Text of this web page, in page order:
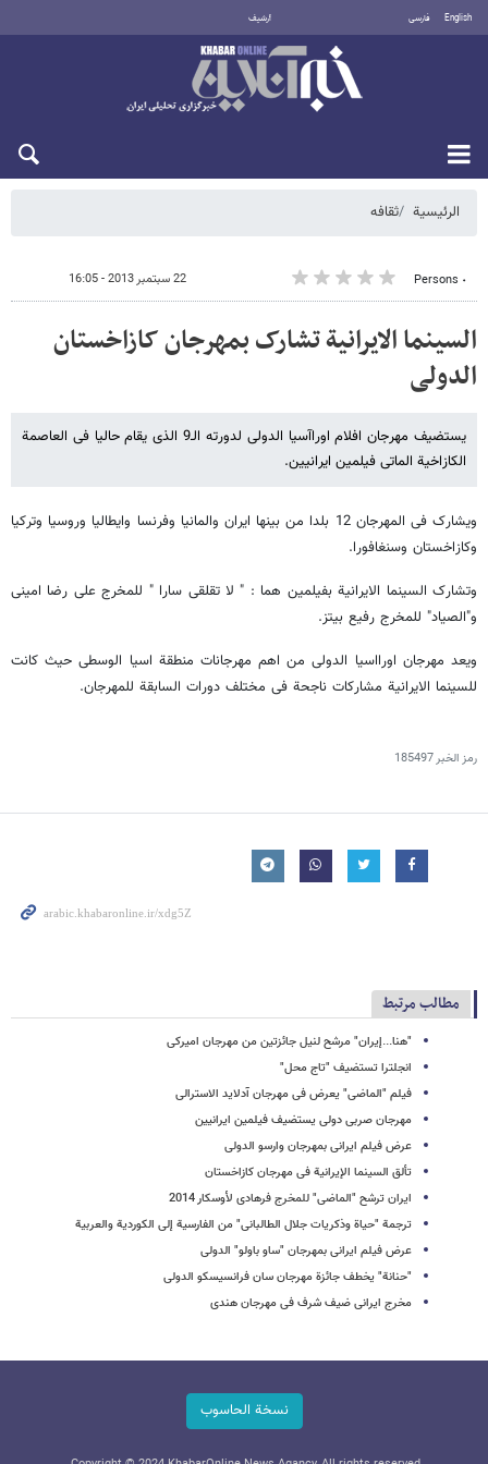
English فارسی أرشيف
الرئيسية ثقافه
٠ Persons 22 سبتمبر 2013 - 16:05
السینما الایرانیة تشارک بمهرجان کازاخستان
الدولی
یستضیف مهرجان افلام اوراآسیا الدولی لدورته الـ9 الذی یقام حالیا فی العاصمة
الکازاخیة الماتی فیلمین ایرانیین.
ویشارک فی المهرجان 12 بلدا من بینها ایران والمانیا وفرنسا وایطالیا وروسیا وترکیا
وکازاخستان وسنغافورا.
وتشارک السینما الایرانیة بفیلمین هما : " لا تقلقی سارا " للمخرج علی رضا امینی
و"الصیاد" للمخرج رفیع بیتز.
ویعد مهرجان اورااسیا الدولی من اهم مهرجانات منطقة اسیا الوسطى حیث کانت
للسینما الایرانیة مشارکات ناجحة فی مختلف دورات السابقة للمهرجان.
رمز الخبر185497
مطالب مرتبط
"هنا...إیران" مرشح لنیل جائزتین من مهرجان امیرکی
انجلترا تستضیف "تاج محل"
فیلم "الماضی" یعرض فی مهرجان آدلاید الاسترالی
مهرجان صربی دولی یستضیف فیلمین ایرانیین
عرض فیلم ایرانی بمهرجان وارسو الدولی
تألق السینما الإیرانیة فی مهرجان کازاخستان
ایران ترشح "الماضی" للمخرج فرهادی لأوسکار 2014
ترجمة "حیاة وذکریات جلال الطالبانی" من الفارسیة إلى الکوردیة والعربیة
عرض فیلم ایرانی بمهرجان "ساو باولو" الدولی
"حنانة" یخطف جائزة مهرجان سان فرانسیسکو الدولی
مخرج ایرانی ضیف شرف فی مهرجان هندی
نسخة الحاسوب